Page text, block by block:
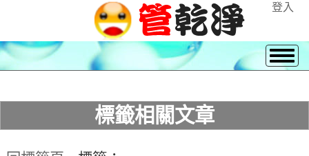
登入
標籤相關文章